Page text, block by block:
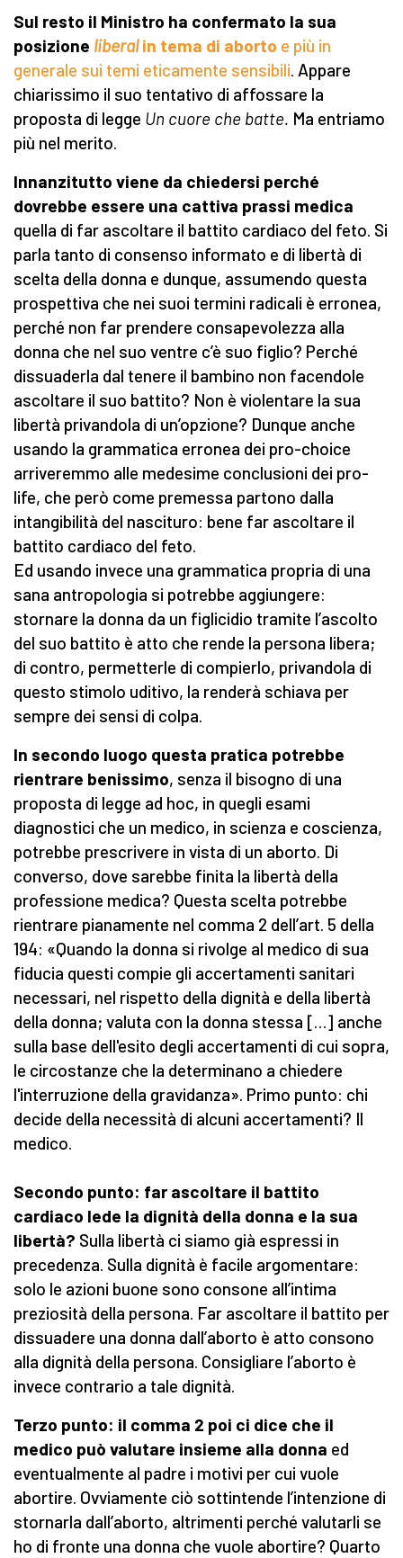
Sul resto il Ministro ha confermato la sua
posizione liberalin tema di aborto e più in
generale sui temi eticamente sensibili. Appare
chiarissimo il suo tentativo di affossare la
proposta di legge Un cuore che batte. Ma entriamo
più nel merito.
Innanzitutto viene da chiedersi perché
dovrebbe essere una cattiva prassi medica
quella di far ascoltare il battito cardiaco del feto. Si
parla tanto di consenso informato e di libertà di
scelta della donna e dunque, assumendo questa
prospettiva che nei suoi termini radicali è erronea,
perché non far prendere consapevolezza alla
donna che nel suo ventre c’è suo figlio? Perché
dissuaderla dal tenere il bambino non facendole
ascoltare il suo battito? Non è violentare la sua
libertà privandola di un’opzione? Dunque anche
usando la grammatica erronea dei pro-choice
arriveremmo alle medesime conclusioni dei pro-
life, che però come premessa partono dalla
intangibilità del nascituro: bene far ascoltare il
battito cardiaco del feto.
Ed usando invece una grammatica propria di una
sana antropologia si potrebbe aggiungere:
stornare la donna da un figlicidio tramite l’ascolto
del suo battito è atto che rende la persona libera;
di contro, permetterle di compierlo, privandola di
questo stimolo uditivo, la renderà schiava per
sempre dei sensi di colpa.
In secondo luogo questa pratica potrebbe
rientrare benissimo, senza il bisogno di una
proposta di legge ad hoc, in quegli esami
diagnostici che un medico, in scienza e coscienza,
potrebbe prescrivere in vista di un aborto. Di
converso, dove sarebbe finita la libertà della
professione medica? Questa scelta potrebbe
rientrare pianamente nel comma 2 dell’art. 5 della
194: «Quando la donna si rivolge al medico di sua
fiducia questi compie gli accertamenti sanitari
necessari, nel rispetto della dignità e della libertà
della donna; valuta con la donna stessa […] anche
sulla base dell'esito degli accertamenti di cui sopra,
le circostanze che la determinano a chiedere
l'interruzione della gravidanza». Primo punto: chi
decide della necessità di alcuni accertamenti? Il
medico.
Secondo punto: far ascoltare il battito
cardiaco lede la dignità della donna e la sua
libertà? Sulla libertà ci siamo già espressi in
precedenza. Sulla dignità è facile argomentare:
solo le azioni buone sono consone all’intima
preziosità della persona. Far ascoltare il battito per
dissuadere una donna dall’aborto è atto consono
alla dignità della persona. Consigliare l’aborto è
invece contrario a tale dignità.
Terzo punto: il comma 2 poi ci dice che il
medico può valutare insieme alla donna ed
eventualmente al padre i motivi per cui vuole
abortire. Ovviamente ciò sottintende l’intenzione di
stornarla dall’aborto, altrimenti perché valutarli se
ho di fronte una donna che vuole abortire? Quarto